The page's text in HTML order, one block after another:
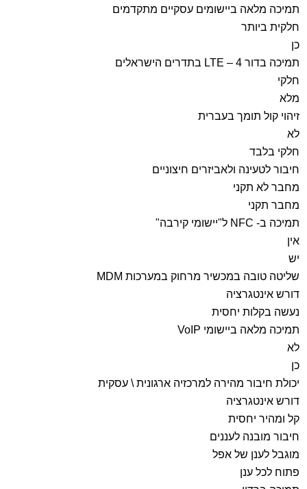
תמיכה מלאה ביישומים עסקיים מתקדמים
חלקית ביותר
כן
תמיכה בדור 4 –
LTE בתדרים הישראלים
חלקי
מלא
זיהוי קול תומך בעברית
לא
חלקי בלבד
חיבור לטעינה ולאביזרים חיצוניים
מחבר לא תקני
מחבר תקני
תמיכה ב- NFC ל"יישומי קירבה"
אין
יש
שליטה טובה במכשיר מרחוק במערכות MDM
דורש אינטגרציה
נעשה בקלות יחסית
תמיכה מלאה ביישומי VoIP
לא
כן
יכולת חיבור מהירה למרכזיה ארגונית \ עסקית
דורש אינטגרציה
קל ומהיר יחסית
חיבור מובנה לעננים
מוגבל לענן של אפל
פתוח לכל ענן